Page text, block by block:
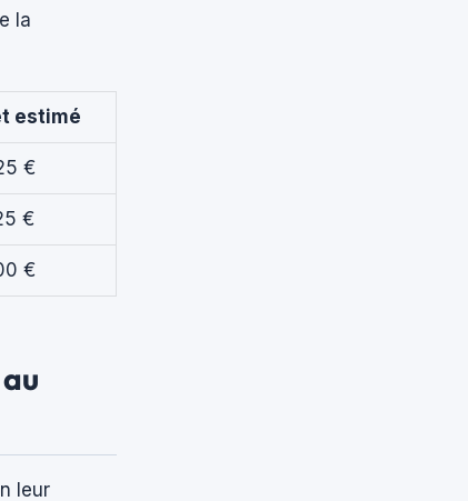
la
estimé
€
€
€
leur